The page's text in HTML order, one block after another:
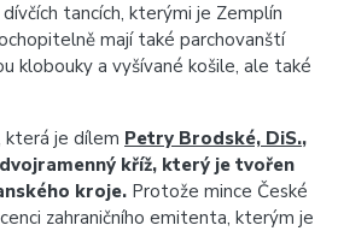
tancích, kterými je Zemplín
mají také parchovanští
klobouky a vyšívané košile, ale také
která je dílem Petry Brodské, DiS.,
kříž, který je tvořen
kroje. Protože mince České
zahraničního emitenta, kterým je